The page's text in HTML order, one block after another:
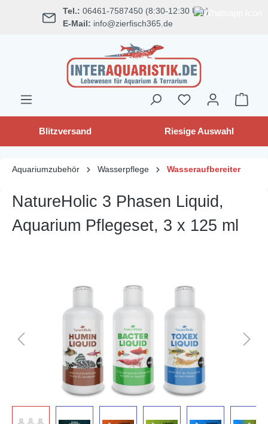
springen Tel.: 06461-7587450 (8:30-12:30 Uhr)
E-Mail: info@zierfisch365.de
Blitzversand Riesige Auswahl
Aquariumzubehör Wasserpflege Wasseraufbereiter
NatureHolic 3 Phasen Liquid,
Aquarium Pflegeset, 3 x 125 ml